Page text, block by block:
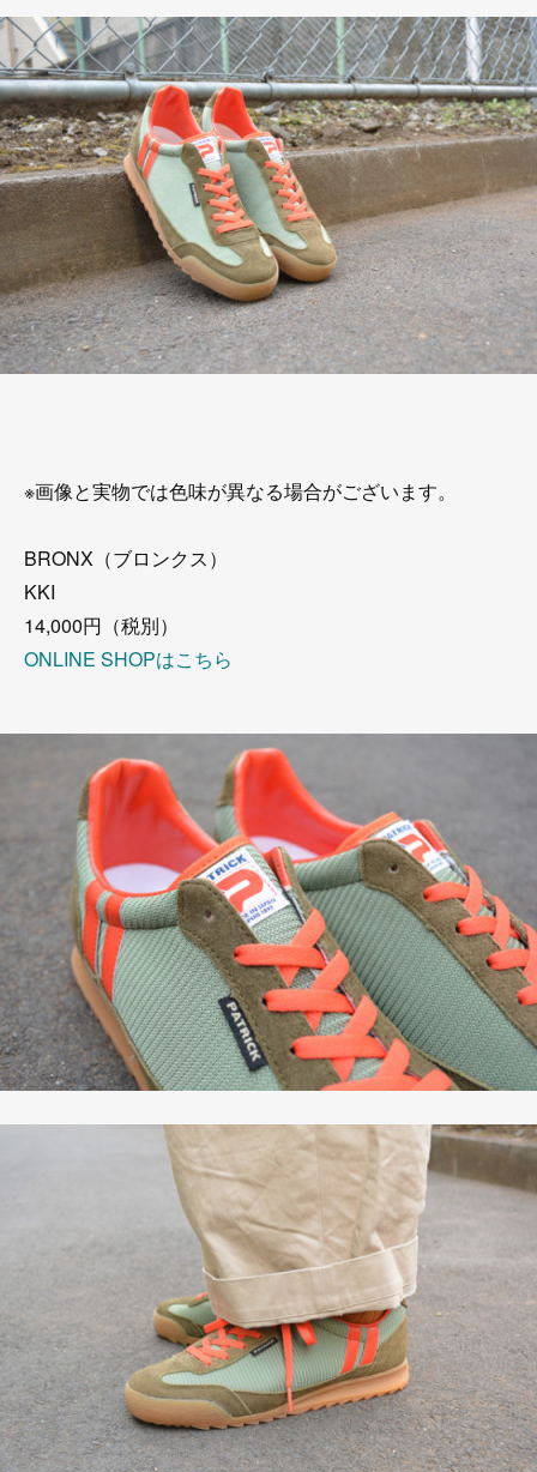
※画像と実物では色味が異なる場合がございます。
BRONX（ブロンクス）
KKI
14,000円（税別）
ONLINE SHOPはこちら